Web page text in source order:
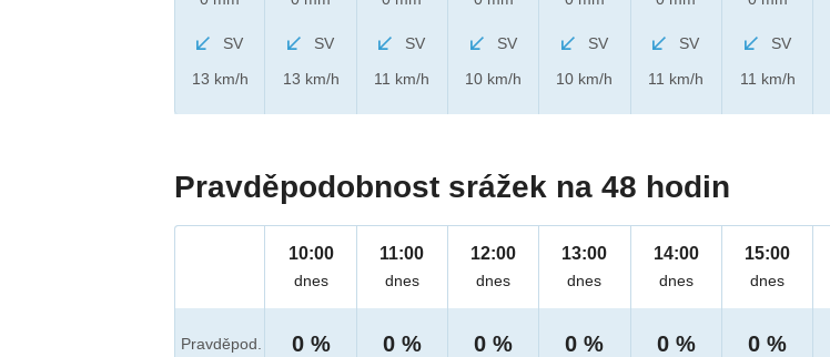
SV
13 km/h
SV
13 km/h
SV
11 km/h
SV
10 km/h
SV
10 km/h
SV
11 km/h
SV
11 km/h
Pravděpodobnost srážek na 48 hodin
Pravděpod.
10:00
dnes
0 %
11:00
dnes
0 %
12:00
dnes
0 %
13:00
dnes
0 %
14:00
dnes
0 %
15:00
dnes
0 %